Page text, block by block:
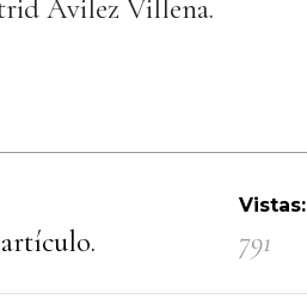
Avilez Villena.
Vistas:
791